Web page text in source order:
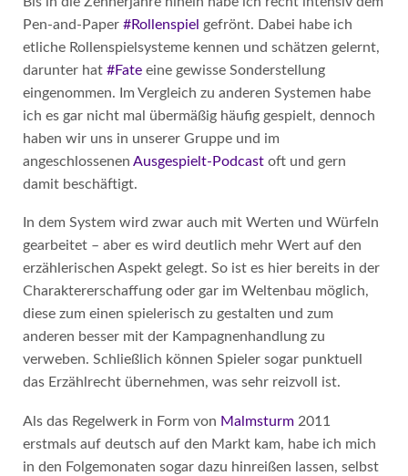
Pen-and-Paper #Rollenspiel gefrönt. Dabei habe ich
etliche Rollenspielsysteme kennen und schätzen gelernt,
darunter hat #Fateeine gewisse Sonderstellung
eingenommen. Im Vergleich zu anderen Systemen habe
ich es gar nicht mal übermäßig häufig gespielt, dennoch
haben wir uns in unserer Gruppe und im
angeschlossenen Ausgespielt-Podcastoft und gern
damit beschäftigt.
In dem System wird zwar auch mit Werten und Würfeln
gearbeitet – aber es wird deutlich mehr Wert auf den
erzählerischen Aspekt gelegt. So ist es hier bereits in der
Charaktererschaffung oder gar im Weltenbau möglich,
diese zum einen spielerisch zu gestalten und zum
anderen besser mit der Kampagnenhandlung zu
verweben. Schließlich können Spieler sogar punktuell
das Erzählrecht übernehmen, was sehr reizvoll ist.
Als das Regelwerk in Form von Malmsturm2011
erstmals auf deutsch auf den Markt kam, habe ich mich
in den Folgemonaten sogar dazu hinreißen lassen, selbst